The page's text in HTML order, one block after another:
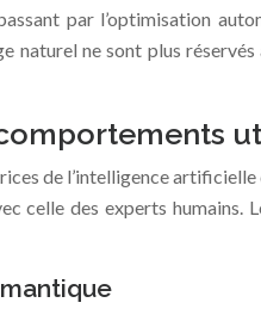
par l’optimisation
ne sont plus
de l’intelligence
celle des experts